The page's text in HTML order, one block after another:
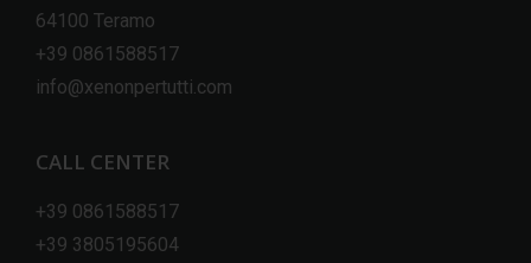
64100 Teramo
+39 0861588517
info@xenonpertutti.com
CALL CENTER
+39 0861588517
+39 3805195604